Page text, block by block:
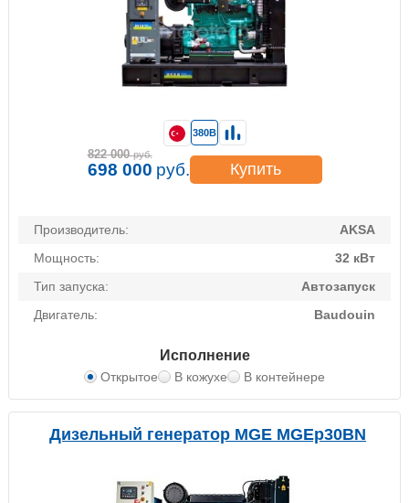
Производитель:
AKSA
Мощность:
32 кВт
Тип запуска:
Автозапуск
Двигатель:
Baudouin
Исполнение
Открытое В кожухе В контейнере
380В
822 000 руб.
698 000 руб. Купить
Дизельный генератор MGE MGEp30BN